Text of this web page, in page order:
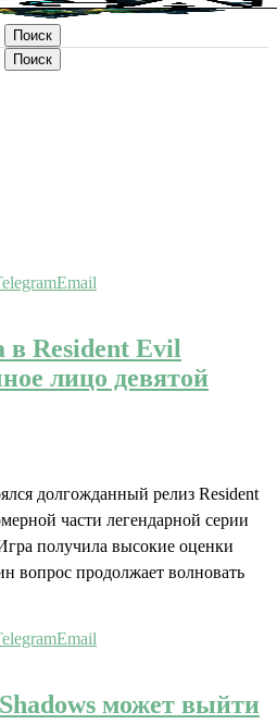
Поиск
Поиск
Email
Resident Evil
лицо девятой
долгожданный релиз Resident
части легендарной серии
получила высокие оценки
вопрос продолжает волновать
Email
Shadows может выйти